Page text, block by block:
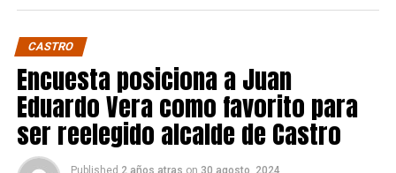
CASTRO
Encuesta posiciona a Juan
Eduardo Vera como favorito para
ser reelegido alcalde de Castro
Published 2 años atras on 30 agosto, 2024